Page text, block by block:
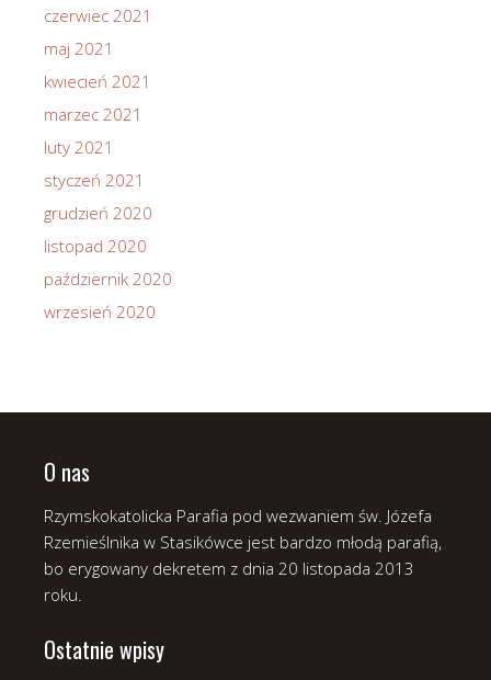
czerwiec 2021
maj 2021
kwiecień 2021
marzec 2021
luty 2021
styczeń 2021
grudzień 2020
listopad 2020
październik 2020
wrzesień 2020
O nas
Rzymskokatolicka Parafia pod wezwaniem św. Józefa
Rzemieślnika w Stasikówce jest bardzo młodą parafią,
bo erygowany dekretem z dnia 20 listopada 2013
roku.
Ostatnie wpisy